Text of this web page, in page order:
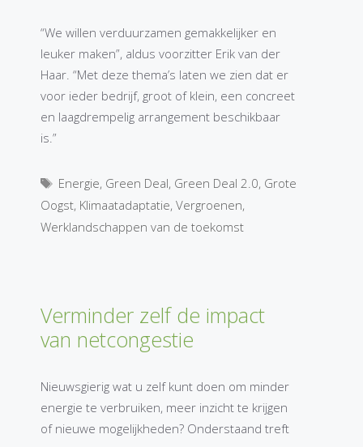
“We willen verduurzamen gemakkelijker en
leuker maken”, aldus voorzitter Erik van der
Haar. “Met deze thema’s laten we zien dat er
voor ieder bedrijf, groot of klein, een concreet
en laagdrempelig arrangement beschikbaar
is.”
Tags
Energie, Green Deal, Green Deal 2.0, Grote
Oogst, Klimaatadaptatie, Vergroenen,
Werklandschappen van de toekomst
Verminder zelf de impact
van netcongestie
Nieuwsgierig wat u zelf kunt doen om minder
energie te verbruiken, meer inzicht te krijgen
of nieuwe mogelijkheden? Onderstaand treft